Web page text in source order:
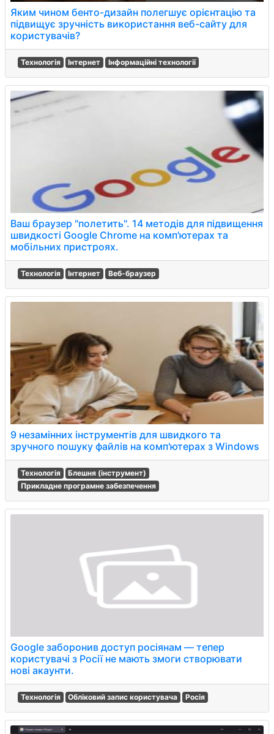
Яким чином бенто-дизайн полегшує орієнтацію та
підвищує зручність використання веб-сайту для
користувачів?
Технологія Інтернет Інформаційні технології
Ваш браузер "полетить". 14 методів для підвищення
швидкості Google Chrome на комп'ютерах та
мобільних пристроях.
Технологія Інтернет Веб-браузер
9 незамінних інструментів для швидкого та
зручного пошуку файлів на комп'ютерах з Windows
Технологія
Блешня (інструмент)
Прикладне програмне забезпечення
Google заборонив доступ росіянам — тепер
користувачі з Росії не мають змоги створювати
нові акаунти.
Технологія Обліковий запис користувача Росія